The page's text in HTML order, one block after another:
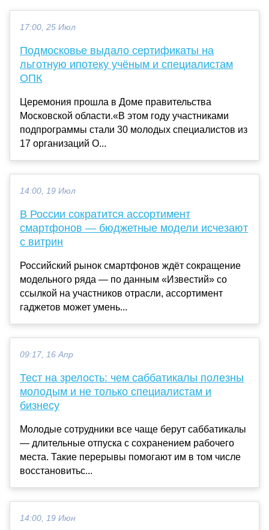
17:00, 25 Июл
Подмосковье выдало сертификаты на
льготную ипотеку учёным и специалистам
ОПК
Церемония прошла в Доме правительства
Московской области.«В этом году участниками
подпрограммы стали 30 молодых специалистов из
17 организаций О...
14:00, 19 Июл
В России сократится ассортимент
смартфонов — бюджетные модели исчезают
с витрин
Российский рынок смартфонов ждёт сокращение
модельного ряда — по данным «Известий» со
ссылкой на участников отрасли, ассортимент
гаджетов может умень...
09:17, 16 Апр
Тест на зрелость: чем саббатикалы полезны
молодым и не только специалистам и
бизнесу
Молодые сотрудники все чаще берут саббатикалы
— длительные отпуска с сохранением рабочего
места. Такие перерывы помогают им в том числе
восстановитьс...
14:00, 19 Июн